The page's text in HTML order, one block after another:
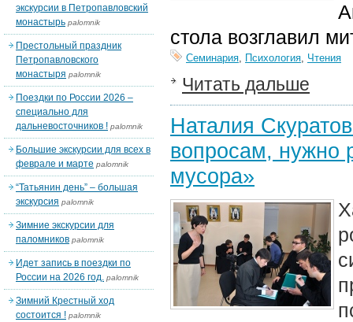
стола возглавил
Семинария, Психология, Чтения
Читать дальше
Наталия
вопросам, нужно
мусора»
экскурсии в Петропавловский
монастырь palomnik
Престольный праздник
Петропавловского
монастыря palomnik
Поездки по России 2026 –
специально для
дальневосточников ! palomnik
Большие экскурсии для всех в
феврале и марте palomnik
“Татьянин день” – большая
экскурсия palomnik
Зимние экскурсии для
паломников palomnik
Идет запись в поездки по
России на 2026 год. palomnik
Зимний Крестный ход
состоится ! palomnik